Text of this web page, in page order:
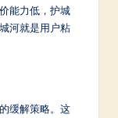
能力低，护城
河就是用户粘
缓解策略。这